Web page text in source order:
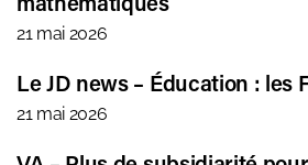
21 mai 2026
Le JD news – Éducation : les
21 mai 2026